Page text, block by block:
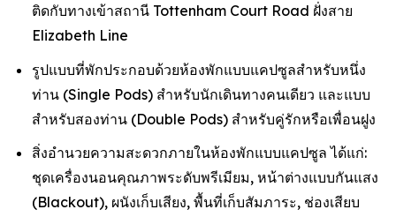
ติดกับทางเข้าสถานี Tottenham Court Road ฝั่งสาย
Elizabeth Line
รูปแบบที่พักประกอบด้วยห้องพักแบบแคปซูลสำหรับหนึ่ง
ท่าน (Single Pods) สำหรับนักเดินทางคนเดียว และแบบ
สำหรับสองท่าน (Double Pods) สำหรับคู่รักหรือเพื่อนฝูง
สิ่งอำนวยความสะดวกภายในห้องพักแบบแคปซูล ได้แก่:
ชุดเครื่องนอนคุณภาพระดับพรีเมียม, หน้าต่างแบบกันแสง
(Blackout), ผนังเก็บเสียง, พื้นที่เก็บสัมภาระ, ช่องเสียบ